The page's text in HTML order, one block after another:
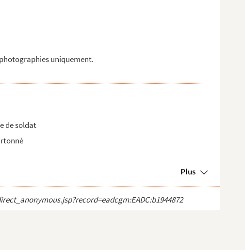
uniquement.
de soldat
Plus